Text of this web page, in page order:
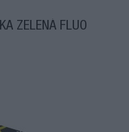
ZELENÁ FLUO